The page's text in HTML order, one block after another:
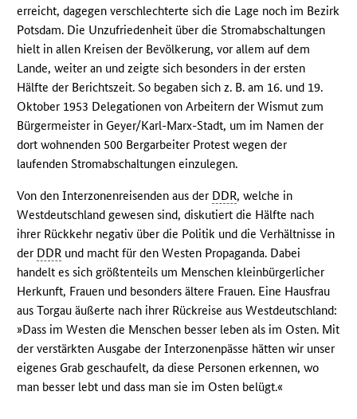
erreicht, dagegen verschlechterte sich die Lage noch im Bezirk
Potsdam. Die Unzufriedenheit über die Stromabschaltungen
hielt in allen Kreisen der Bevölkerung, vor allem auf dem
Lande, weiter an und zeigte sich besonders in der ersten
Hälfte der Berichtszeit. So begaben sich z. B. am 16. und 19.
Oktober 1953 Delegationen von Arbeitern der Wismut zum
Bürgermeister in Geyer/Karl-Marx-Stadt, um im Namen der
dort wohnenden 500 Bergarbeiter Protest wegen der
laufenden Stromabschaltungen einzulegen.
Von den Interzonenreisenden aus der DDR, welche in
Westdeutschland gewesen sind, diskutiert die Hälfte nach
ihrer Rückkehr negativ über die Politik und die Verhältnisse in
der DDR und macht für den Westen Propaganda. Dabei
handelt es sich größtenteils um Menschen kleinbürgerlicher
Herkunft, Frauen und besonders ältere Frauen. Eine Hausfrau
aus Torgau äußerte nach ihrer Rückreise aus Westdeutschland:
»Dass im Westen die Menschen besser leben als im Osten. Mit
der verstärkten Ausgabe der Interzonenpässe hätten wir unser
eigenes Grab geschaufelt, da diese Personen erkennen, wo
man besser lebt und dass man sie im Osten belügt.«